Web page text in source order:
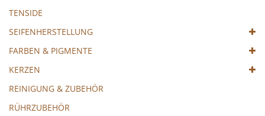
TENSIDE
SEIFENHERSTELLUNG
FARBEN & PIGMENTE
KERZEN
REINIGUNG & ZUBEHÖR
RÜHRZUBEHÖR